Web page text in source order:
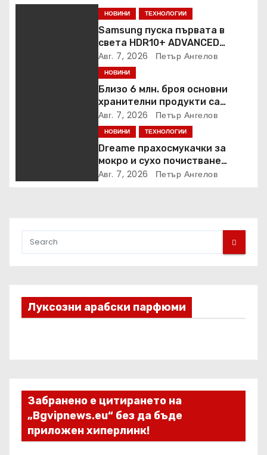
НОВИНИ ТЕХНОЛОГИИ
Samsung пуска първата в
света HDR10+ ADVANCED
стрийминг услуга в Prime
Video
Авг. 7, 2026 Петър Ангелов
НОВИНИ
Близо 6 млн. броя основни
хранителни продукти са
закупени от „Кошница с
грижа“ в Kaufland от старта на
кампанията
Авг. 7, 2026 Петър Ангелов
НОВИНИ ТЕХНОЛОГИИ
Dreame прахосмукачки за
мокро и сухо почистване
надхвърлиха 2 000 патентни
Авг. 7, 2026 Петър Ангелов
Луксозни арабски парфюми
Забранено е цитирането на
„Bgvipnews.eu“ без да бъде
приложен хиперлинк!